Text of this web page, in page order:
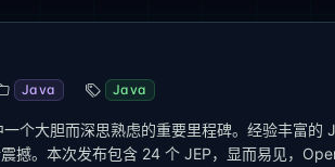
Java Java
个大胆而深思熟虑的重要里程碑。经验丰富的
撼。本次发布包含 24 个 JEP，显而易见，